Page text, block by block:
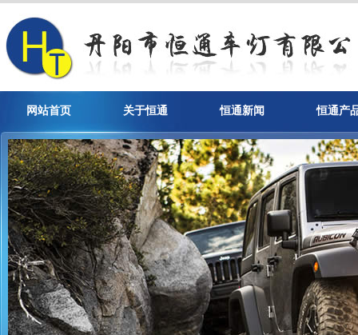
网站首页 关于恒通 恒通新闻 恒通产